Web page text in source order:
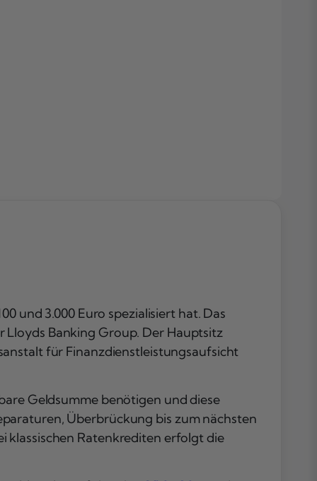
und 3.000 Euro spezialisiert hat. Das
Banking Group. Der Hauptsitz
für Finanzdienstleistungsaufsicht
Geldsumme benötigen und diese
Überbrückung bis zum nächsten
klassischen Ratenkrediten erfolgt die